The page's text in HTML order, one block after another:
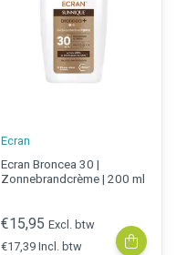
Ecran
Ecran Broncea 30 |
Zonnebrandcrème | 200 ml
€15,95 Excl. btw
€17,39 Incl. btw